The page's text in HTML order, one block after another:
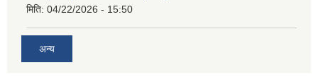
मिति: 04/22/2026 - 15:50
अन्य